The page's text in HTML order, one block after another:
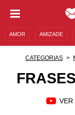
AMOR AMIZADE
CATEGORIAS
VER